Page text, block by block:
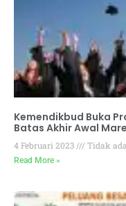
Kemendikbud Buka
Batas Akhir Awal
4 Februari 2023 Tidak
Read More »